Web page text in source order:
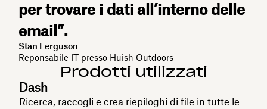
per trovare i dati all’interno delle
email”.
Stan Ferguson
Reponsabile IT presso Huish Outdoors
Prodotti utilizzati
Dash
Ricerca, raccogli e crea riepiloghi di file in tutte le